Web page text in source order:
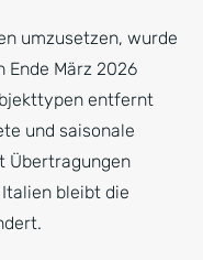
umzusetzen, wurde
März 2026
entfernt
und saisonale
Übertragungen
bleibt die